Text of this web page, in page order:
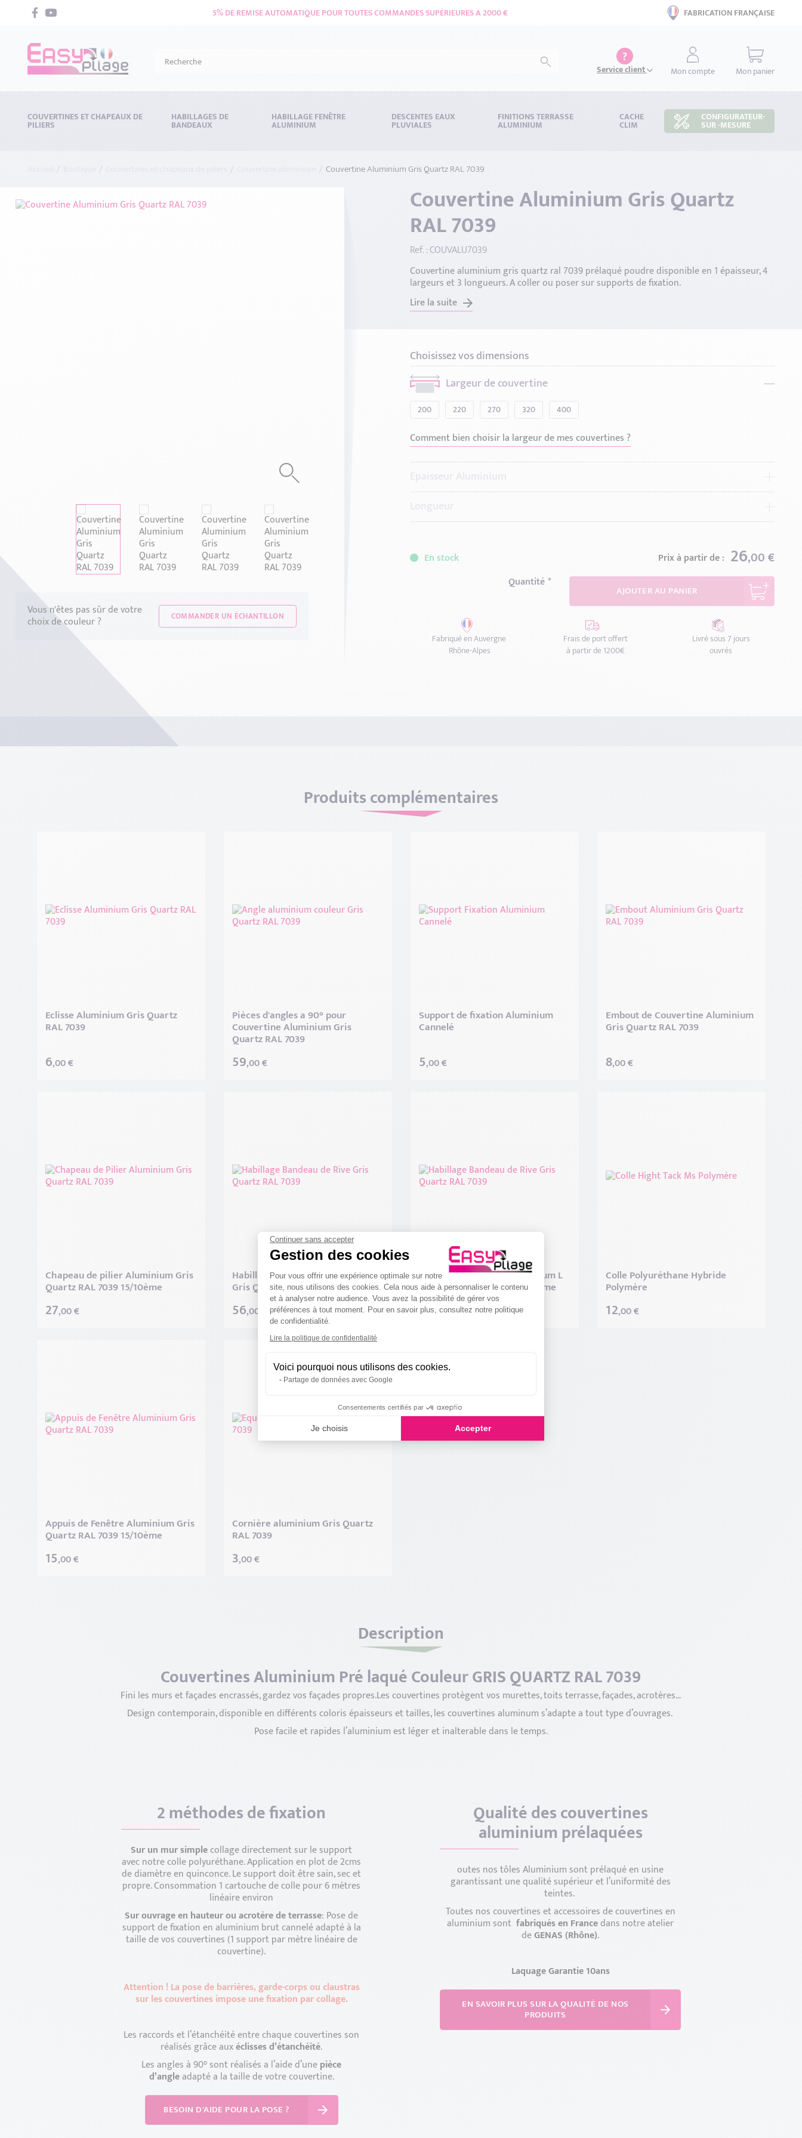
5% DE REMISE AUTOMATIQUE POUR TOUTES COMMANDES SUPÉRIEURES A 2000 € FABRICATION FRANÇAISE
?
Service client Mon compte Mon panier
COUVERTINES ET CHAPEAUX DE
PILIERS
HABILLAGES DE
BANDEAUX
HABILLAGE FENÊTRE
ALUMINIUM
DESCENTES EAUX
PLUVIALES
FINITIONS TERRASSE
ALUMINIUM
CACHE
CLIM
CONFIGURATEUR-
SUR -MESURE
Couvertine Aluminium Gris Quartz RAL 7039
Vous n'êtes pas sûr de votre
choix de couleur ? COMMANDER UN ÉCHANTILLON
Couvertine Aluminium Gris Quartz
RAL 7039
Ref. : COUVALU7039
Couvertine aluminium gris quartz ral 7039 prélaqué poudre disponible en 1 épaisseur, 4
largeurs et 3 longueurs. A coller ou poser sur supports de fixation.
Lire la suite
Choisissez vos dimensions
Largeur de couvertine
200 220 270 320 400
Comment bien choisir la largeur de mes couvertines ?
Comment choisir la bonne longueur ?
En stock Prix à partir de : 26,00 €
Quantité
AJOUTER AU PANIER
Fabriqué en Auvergne
Rhône-Alpes
Frais de port offert
à partir de 1200€
Livré sous 7 jours
ouvrés
Produits complémentaires
Eclisse Aluminium Gris Quartz
RAL 7039
6,00 €
Pièces d'angles a 90° pour
Couvertine Aluminium Gris
Quartz RAL 7039
59,00 €
Support de fixation Aluminium
Cannelé
5,00 €
Embout de Couvertine Aluminium
Gris Quartz RAL 7039
8,00 €
Chapeau de pilier Aluminium Gris
Quartz RAL 7039 15/10ème
27,00 €
Habillage Bandeaux U Aluminium
Gris Quartz RAL 7039 15/10ème
56,00 €
Habillage Bandeaux Aluminium L
Gris Quartz RAL 7039 15/10ème
56,00 €
Colle Polyuréthane Hybride
Polymère
12,00 €
Appuis de Fenêtre Aluminium Gris
Quartz RAL 7039 15/10ème
15,00 €
Cornière aluminium Gris Quartz
RAL 7039
3,00 €
Description
Couvertines Aluminium Pré laqué Couleur GRIS QUARTZ RAL 7039
Fini les murs et façades encrassés, gardez vos façades propres.Les couvertines protègent vos murettes, toits terrasse, façades, acrotères…
Design contemporain, disponible en différents coloris épaisseurs et tailles, les couvertines aluminum s’adapte a tout type d’ouvrages.
Pose facile et rapides l’aluminium est léger et inalterable dans le temps.
2 méthodes de fixation
Sur un mur simplecollage directement sur le support
avec notre colle polyuréthane. Application en plot de 2cms
de diamètre en quinconce. Le support doit être sain, sec et
propre. Consommation 1 cartouche de colle pour 6 mètres
linéaire environ
Sur ouvrage en hauteur ou acrotère de terrasse: Pose de
support de fixation en aluminium brut cannelé adapté à la
taille de vos couvertines (1 support par mètre linéaire de
couvertine).
Attention ! La pose de barrières, garde-corps ou claustras
sur les couvertines impose une fixation par collage.
Les raccords et l’étanchéité entre chaque couvertines son
réalisés grâce auxéclisses d’étanchéité.
Les angles à 90° sont réalisés a l’aide d’unepièce
d’angleadapté a la taille de votre couvertine.
BESOIN D'AIDE POUR LA POSE ?
Qualité des couvertines
aluminium prélaquées
outes nos tôles Aluminium sont prélaqué en usine
garantissant une qualité supérieur et l’uniformité des
teintes.
Toutes nos couvertines et accessoires de couvertines en
aluminium sontfabriqués en Francedans notre atelier
deGENAS (Rhône).
Laquage Garantie 10ans
EN SAVOIR PLUS SUR LA QUALITÉ DE NOS
PRODUITS
Continuer sans accepter
Gestion des cookies
Plateforme de Gestion du Consentement : Personnalisez vos Options
Pour vous offrir une expérience optimale sur notre
site, nous utilisons des cookies. Cela nous aide à personnaliser le contenu
et à analyser notre audience. Vous avez la possibilité de gérer vos
préférences à tout moment. Pour en savoir plus, consultez notre politique
de confidentialité.
Lire la politique de confidentialité
Voici pourquoi nous utilisons des cookies.
Partage de données avec Google
Consentements certifiés par
Je choisis Accepter
Axeptio consent